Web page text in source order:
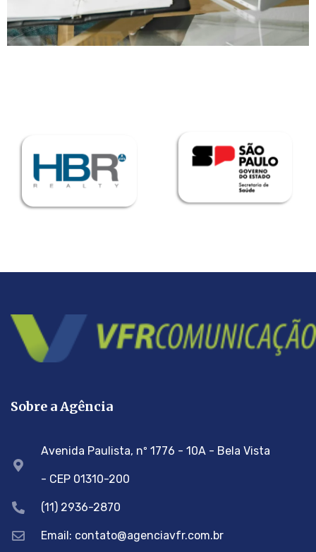
Sobre a Agência
Avenida Paulista, nº 1776 - 10A - Bela Vista
- CEP 01310-200
(11) 2936-2870
Email: contato@agenciavfr.com.br